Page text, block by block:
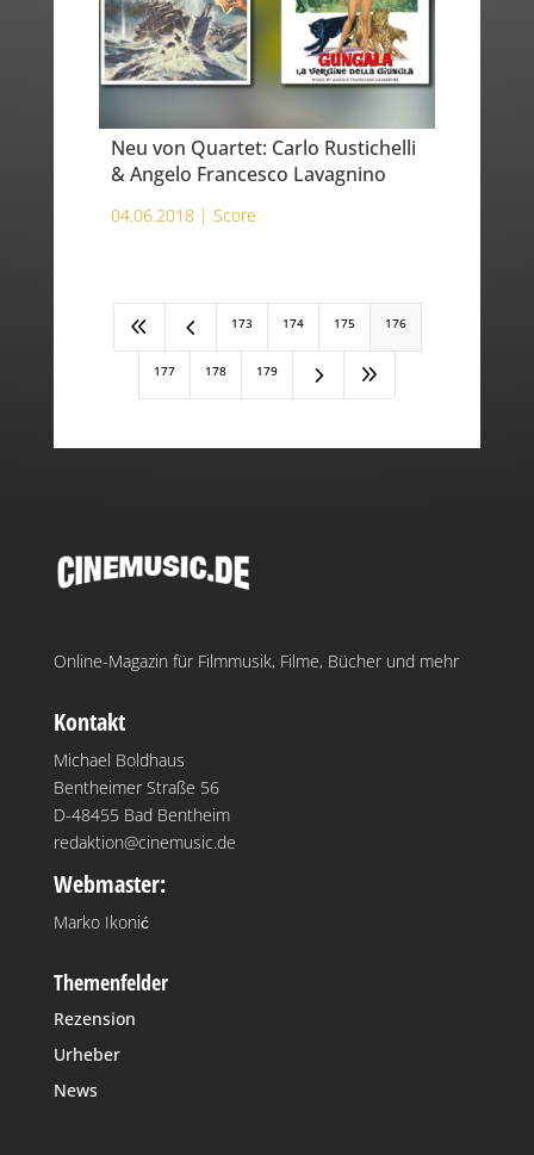
Neu von Quartet: Carlo Rustichelli
& Angelo Francesco Lavagnino
04.06.2018 | Score
8 4 173 174 175 176
177 178 179 5 9
Online-Magazin für Filmmusik, Filme, Bücher und mehr
Kontakt
Michael Boldhaus
Bentheimer Straße 56
D-48455 Bad Bentheim
redaktion@cinemusic.de
Webmaster:
Marko Ikonić
Themenfelder
Rezension
Urheber
News